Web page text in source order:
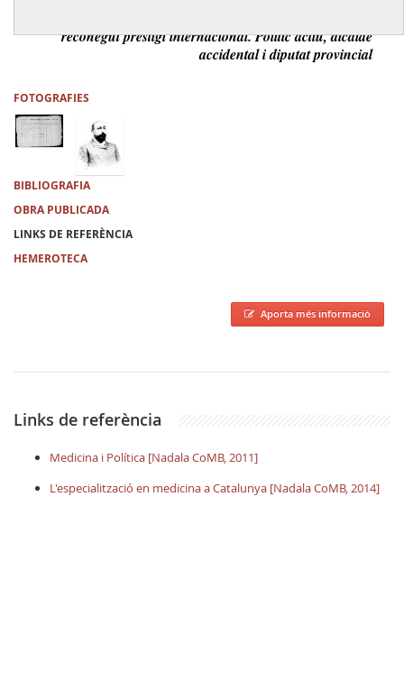
reconegut prestigi internacional. Polític actiu, alcalde
accidental i diputat provincial
FOTOGRAFIES
BIBLIOGRAFIA
OBRA PUBLICADA
LINKS DE REFERÈNCIA
HEMEROTECA
Aporta més informació
Links de referència
Medicina i Política [Nadala CoMB, 2011]
L'especialització en medicina a Catalunya [Nadala CoMB, 2014]